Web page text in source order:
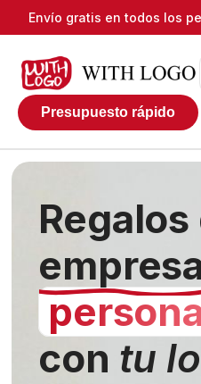
Envío gratis en todos los
Presupuesto rápido
Regalos
con tu